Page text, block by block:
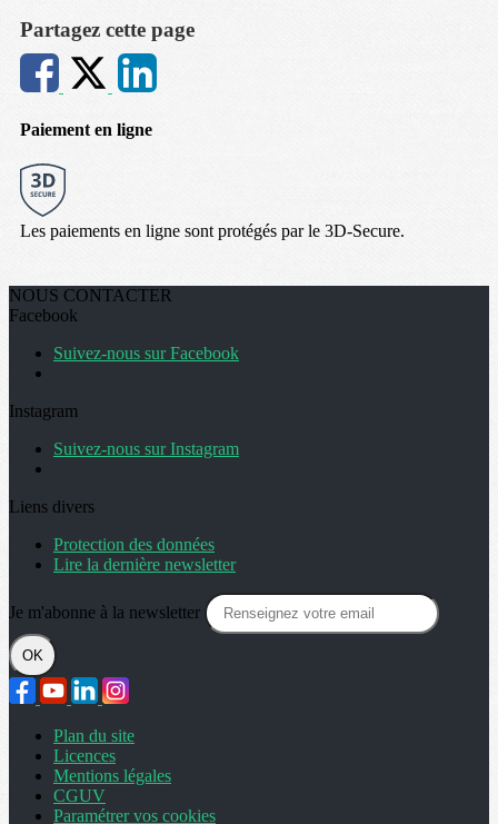
Partagez cette page
Paiement en ligne
Les paiements en ligne sont protégés par le 3D-Secure.
NOUS CONTACTER
Facebook
Suivez-nous sur Facebook
Instagram
Suivez-nous sur Instagram
Liens divers
Protection des données
Lire la dernière newsletter
Je m'abonne à la newsletter
OK
Plan du site
Licences
Mentions légales
CGUV
Paramétrer vos cookies